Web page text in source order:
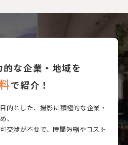
的な企業・地域を
で紹介！
的とした、撮影に積極的な企業・
、
交渉が不要で、時間短縮やコスト